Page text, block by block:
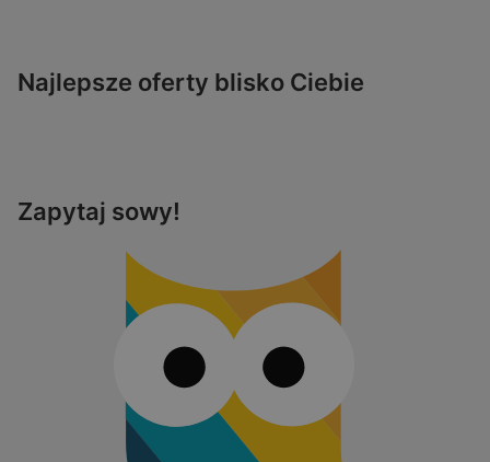
Najlepsze oferty blisko Ciebie
Zapytaj sowy!